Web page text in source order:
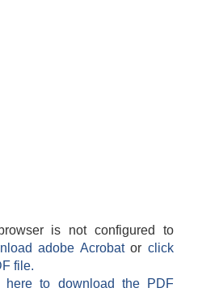
is not configured to
adobe Acrobatorclick
file.
here to download the PDF